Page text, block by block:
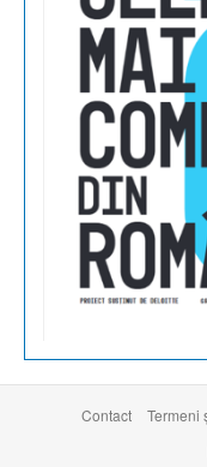
Contact Termeni